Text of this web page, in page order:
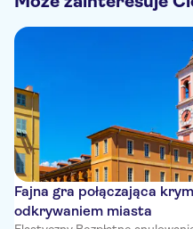
Fajna gra połączająca
odkrywaniem miasta